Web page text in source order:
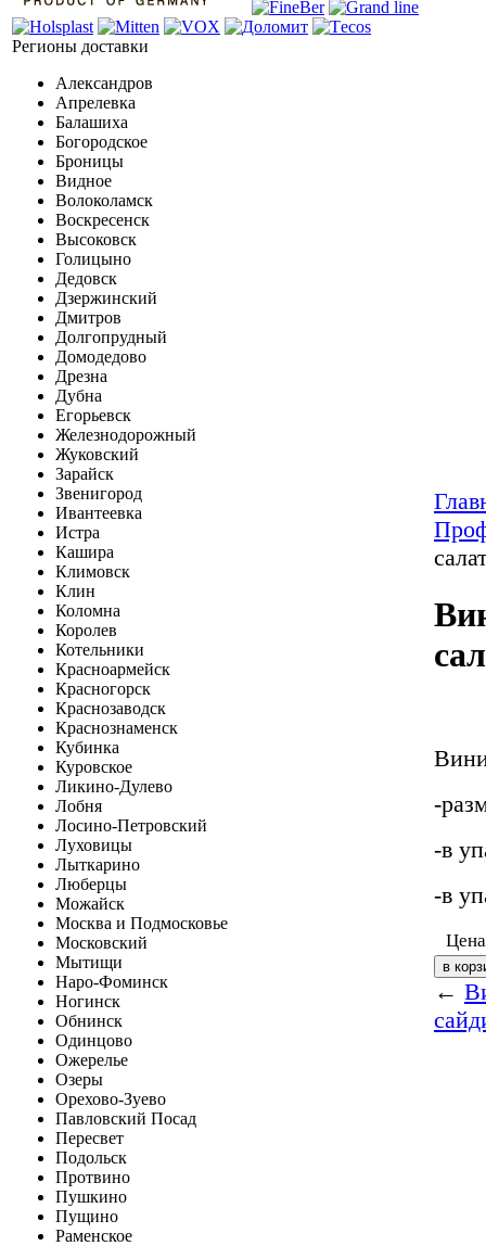
Регионы доставки
Александров
Апрелевка
Балашиха
Богородское
Броницы
Видное
Волоколамск
Воскресенск
Высоковск
Голицыно
Дедовск
Дзержинский
Дмитров
Долгопрудный
Домодедово
Дрезна
Дубна
Егорьевск
Железнодорожный
Жуковский
Зарайск
Звенигород
Ивантеевка
Истра
Кашира
Климовск
Клин
Коломна
Королев
Котельники
Красноармейск
Красногорск
Краснозаводск
Краснознаменск
Кубинка
Куровское
Ликино-Дулево
Лобня
Лосино-Петровский
Луховицы
Лыткарино
Люберцы
Можайск
Москва и Подмосковье
Московский
Мытищи
Наро-Фоминск
Ногинск
Обнинск
Одинцово
Ожерелье
Озеры
Орехово-Зуево
Павловский Посад
Пересвет
Подольск
Протвино
Пушкино
Пущино
Раменское
-
-в
-в
←